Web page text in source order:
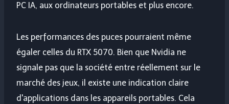
PC IA, aux ordinateurs portables et plus encore.
Les performances des puces pourraient même
égaler celles du RTX 5070. Bien que Nvidia ne
signale pas que la société entre réellement sur le
marché des jeux, il existe une indication claire
d'applications dans les appareils portables. Cela